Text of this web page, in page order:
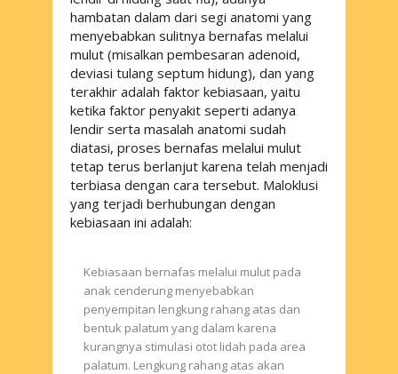
hambatan dalam dari segi anatomi yang
menyebabkan sulitnya bernafas melalui
mulut (misalkan pembesaran adenoid,
deviasi tulang septum hidung), dan yang
terakhir adalah faktor kebiasaan, yaitu
ketika faktor penyakit seperti adanya
lendir serta masalah anatomi sudah
diatasi, proses bernafas melalui mulut
tetap terus berlanjut karena telah menjadi
terbiasa dengan cara tersebut. Maloklusi
yang terjadi berhubungan dengan
kebiasaan ini adalah:
Kebiasaan bernafas melalui mulut pada
anak cenderung menyebabkan
penyempitan lengkung rahang atas dan
bentuk palatum yang dalam karena
kurangnya stimulasi otot lidah pada area
palatum. Lengkung rahang atas akan